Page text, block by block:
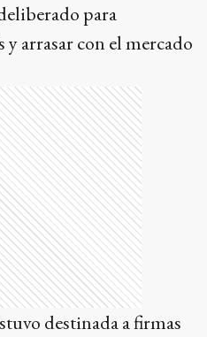
para
arrasar con el mercado
destinada a firmas